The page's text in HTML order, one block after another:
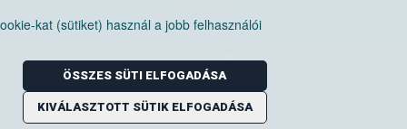
kat (sütiket) használ a jobb felhasználói
ÖSSZES SÜTI ELFOGADÁSA
KIVÁLASZTOTT SÜTIK ELFOGADÁSA